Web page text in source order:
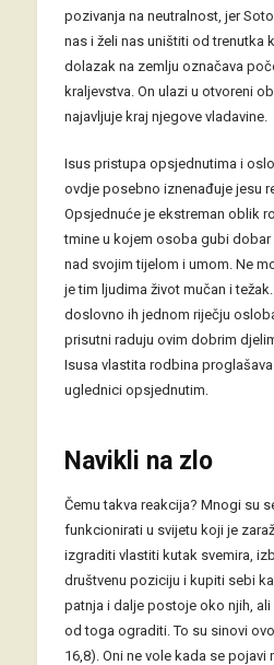
pozivanja na neutralnost, jer
nas i želi nas uništiti od trenutka
dolazak na zemlju označava
kraljevstva. On ulazi u otvoreni
najavljuje kraj njegove vladavine.
Isus pristupa opsjednutima i
ovdje posebno iznenađuje jesu
Opsjednuće je ekstreman oblik
tmine u kojem osoba gubi
nad svojim tijelom i umom. Ne
je tim ljudima život mučan i
doslovno ih jednom riječju
prisutni raduju ovim dobrim
Isusa vlastita rodbina
uglednici opsjednutim.
Navikli na zlo
Čemu takva reakcija? Mnogi su
funkcionirati u svijetu koji je
izgraditi vlastiti kutak svemira,
društvenu poziciju i kupiti sebi
patnja i dalje postoje oko njih,
od toga ograditi. To su sinovi
16,8). Oni ne vole kada se pojavi